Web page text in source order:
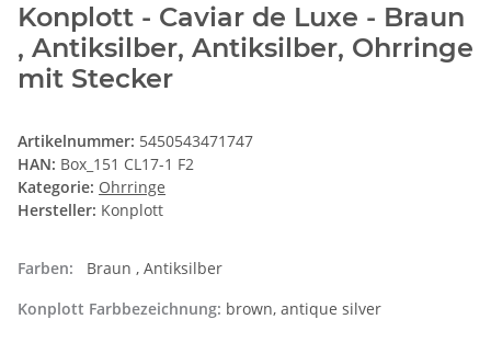
Konplott - Caviar de Luxe - Braun
, Antiksilber, Antiksilber, Ohrringe
mit Stecker
Artikelnummer: 5450543471747
HAN: Box_151 CL17-1 F2
Kategorie: Ohrringe
Hersteller: Konplott
Farben:
Braun , Antiksilber
Konplott Farbbezeichnung: brown, antique silver